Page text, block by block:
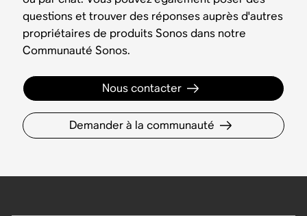
questions et trouver des réponses auprès d'autres
propriétaires de produits Sonos dans notre
Communauté Sonos.
Nous contacter
Demander à la communauté